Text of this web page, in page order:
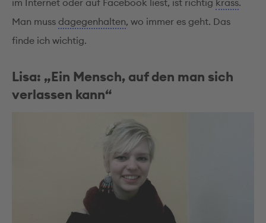
Man muss dagegenhalten, wo immer es geht. Das
finde ich wichtig.
Lisa: „Ein Mensch, auf den man sich
verlassen kann“